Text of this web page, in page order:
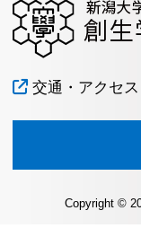
交通・アクセス
Copyright ©